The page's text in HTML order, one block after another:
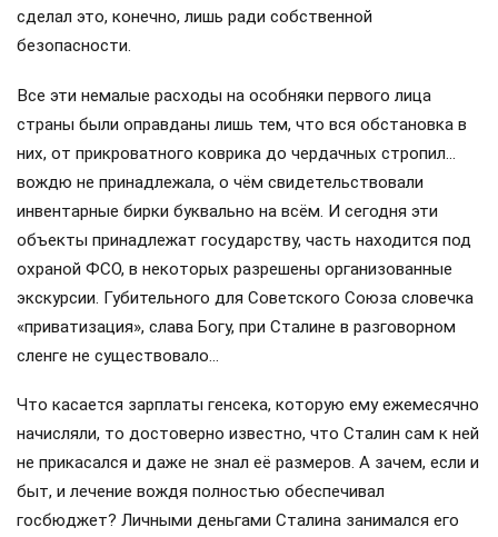
сделал это, конечно, лишь ради собственной
безопасности.
Все эти немалые расходы на особняки первого лица
страны были оправданы лишь тем, что вся обстановка в
них, от прикроватного коврика до чердачных стропил…
вождю не принадлежала, о чём свидетельствовали
инвентарные бирки буквально на всём. И сегодня эти
объекты принадлежат государству, часть находится под
охраной ФСО, в некоторых разрешены организованные
экскурсии. Губительного для Советского Союза словечка
«приватизация», слава Богу, при Сталине в разговорном
сленге не существовало…
Что касается зарплаты генсека, которую ему ежемесячно
начисляли, то достоверно известно, что Сталин сам к ней
не прикасался и даже не знал её размеров. А зачем, если и
быт, и лечение вождя полностью обеспечивал
госбюджет? Личными деньгами Сталина занимался его